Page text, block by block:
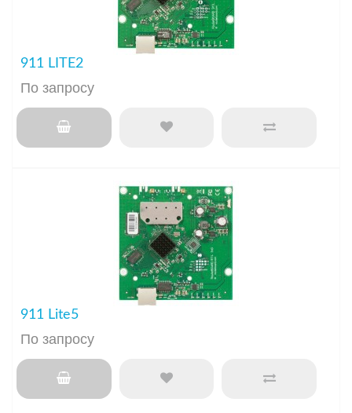
911 LITE2
По запросу
911 Lite5
По запросу